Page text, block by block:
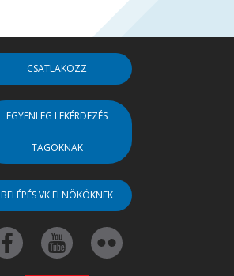
CSATLAKOZZ
EGYENLEG LEKÉRDEZÉS
TAGOKNAK
BELÉPÉS VK ELNÖKÖKNEK